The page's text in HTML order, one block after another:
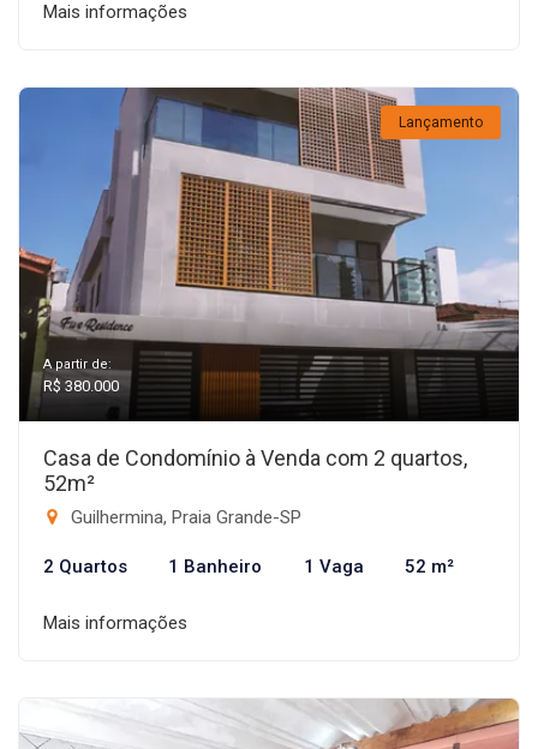
Mais informações
Lançamento
A partir de:
R$ 380.000
Casa de Condomínio à Venda com 2 quartos,
52m²
Guilhermina, Praia Grande-SP
2 Quartos 1 Banheiro 1 Vaga 52 m²
Mais informações